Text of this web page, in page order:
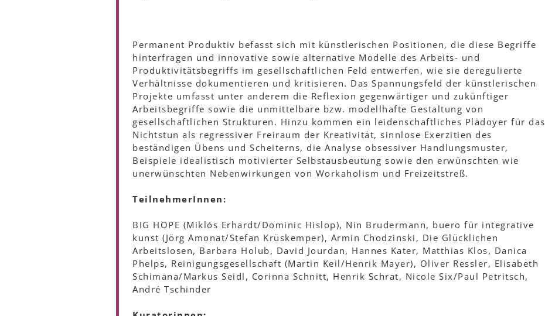
Permanent Produktiv befasst sich mit künstlerischen Positionen, die diese Begriffe
hinterfragen und innovative sowie alternative Modelle des Arbeits- und
Produktivitätsbegriffs im gesellschaftlichen Feld entwerfen, wie sie deregulierte
Verhältnisse dokumentieren und kritisieren. Das Spannungsfeld der künstlerischen
Projekte umfasst unter anderem die Reflexion gegenwärtiger und zukünftiger
Arbeitsbegriffe sowie die unmittelbare bzw. modellhafte Gestaltung von
gesellschaftlichen Strukturen. Hinzu kommen ein leidenschaftliches Plädoyer für das
Nichtstun als regressiver Freiraum der Kreativität, sinnlose Exerzitien des
beständigen Übens und Scheiterns, die Analyse obsessiver Handlungsmuster,
Beispiele idealistisch motivierter Selbstausbeutung sowie den erwünschten wie
unerwünschten Nebenwirkungen von Workaholism und Freizeitstreß.
TeilnehmerInnen:
BIG HOPE (Miklós Erhardt/Dominic Hislop), Nin Brudermann, buero für integrative
kunst (Jörg Amonat/Stefan Krüskemper), Armin Chodzinski, Die Glücklichen
Arbeitslosen, Barbara Holub, David Jourdan, Hannes Kater, Matthias Klos, Danica
Phelps, Reinigungsgesellschaft (Martin Keil/Henrik Mayer), Oliver Ressler, Elisabeth
Schimana/Markus Seidl, Corinna Schnitt, Henrik Schrat, Nicole Six/Paul Petritsch,
André Tschinder